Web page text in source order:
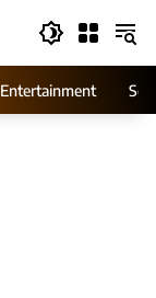
Entertainment